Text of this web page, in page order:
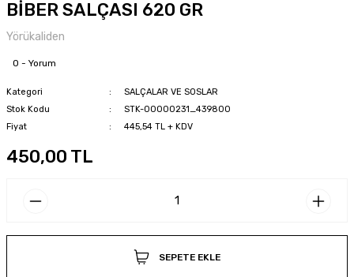
BİBER SALÇASI 620 GR
Yörükaliden
0 - Yorum
Kategori
SALÇALAR VE SOSLAR
Stok Kodu
STK-00000231_439800
Fiyat
445,54 TL + KDV
450,00 TL
SEPETE EKLE